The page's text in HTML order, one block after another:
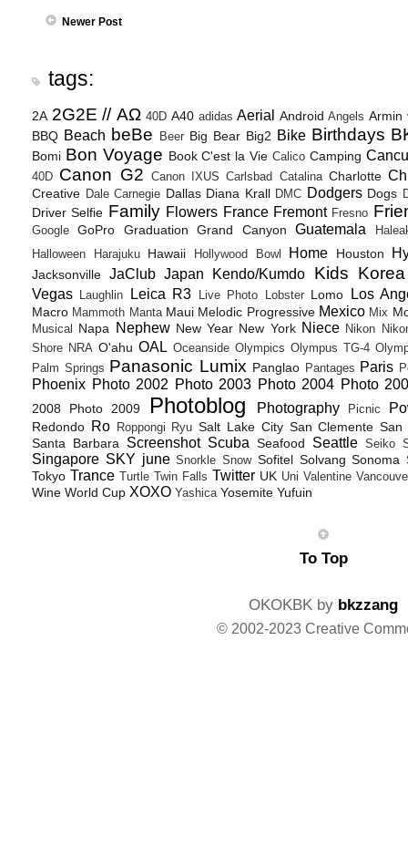
Newer Post
tags:
2A 2G2E // ΑΩ 40D A40 adidas Aerial Android Angels Armin
BBQ Beach beBe Beer Big Bear Big2 Bike Birthdays
Bomi Bon Voyage Book C'est la Vie Calico Camping
40D Canon G2 Canon IXUS Carlsbad Catalina Charlotte
Creative Dale Carnegie Dallas Diana Krall DMC Dodgers Dogs
Driver Selfie Family Flowers France Fremont Fresno
Google GoPro Graduation Grand Canyon Guatemala
Halloween
Harajuku Hawaii Hollywood Bowl Home Houston
Jacksonville JaClub Japan Kendo/Kumdo Kids Korea
Vegas Laughlin Leica R3 Live Photo Lobster Lomo Los
Macro Mammoth Manta Maui Melodic Progressive Mexico Mix
Musical Napa Nephew New Year New York Niece Nikon
Shore NRA O'ahu OAL Oceanside Olympics Olympus TG-4
Palm Springs Panasonic Lumix Panglao Pantages Paris
Phoenix Photo 2002 Photo 2003 Photo 2004 Photo
2008 Photo 2009 Photoblog Photography Picnic
Redondo Ro Roppongi Ryu Salt Lake City San Clemente San
Santa Barbara
Screenshot Scuba Seafood Seattle Seiko
Singapore SKY june Snorkle Snow Sofitel Solvang Sonoma
Tokyo Trance Turtle Twin Falls Twitter UK Uni Valentine
Wine World Cup XOXO Yashica Yosemite Yufuin
To Top
OKOKBK by bkzzang
© 2002-2023 Creative